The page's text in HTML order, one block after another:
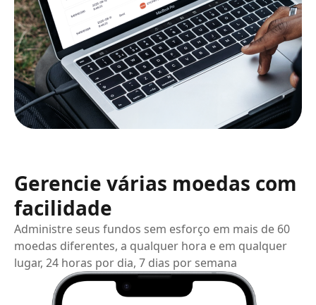
Gerencie várias moedas com
facilidade
Administre seus fundos sem esforço em mais de 60
moedas diferentes, a qualquer hora e em qualquer
lugar, 24 horas por dia, 7 dias por semana